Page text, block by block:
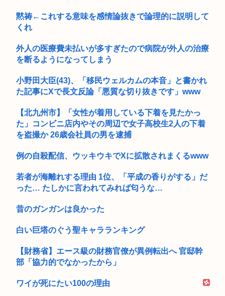
黙祷←これする意味を感情論抜きで論理的に説明して
くれ
外人の医療費未払いが多すぎたので病院が外人の治療
を断るようになってしまう
小野田大臣(43)、「移民ウェルカムの本音」と書かれ
た記事にXで長文反論「悪質な切り抜きです」www
【北九州市】「女性が着用している下着を見たかっ
た」コンビニ店内やその周辺で女子高校生2人の下着
を盗撮か 26歳会社員の男を逮捕
例の自殺配信、ウッキウキでXに拡散されまくるwww
若者が海離れする理由 1位、「平成の香りがする」だ
った… たしかに言われてみれば匂うな…
昔のガンガンは良かった
白い巨塔のぐう聖キャラランキング
【財務省】エース級の財務官僚が異例転出へ 官邸幹
部「協力的でなかったから」
ワイが死にたい100の理由